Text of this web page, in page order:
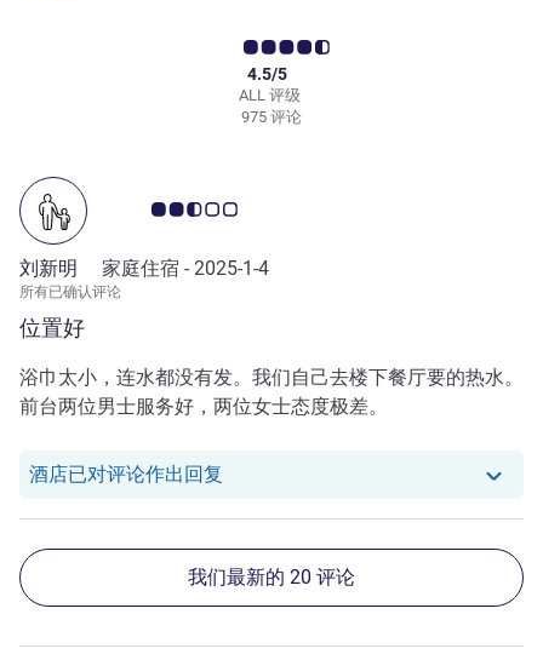
ALL 评级
4.5/5
975 评论
位置好
客户意见评级 2.5/5
刘新明 家庭住宿 - 2025-1-4
所有已确认评论
浴巾太小，连水都没有发。我们自己去楼下餐厅要的热水。
前台两位男士服务好，两位女士态度极差。
酒店已对评论作出回复 我们酒店已对 刘新明 的评论作出回复
我们最新的 20 评论